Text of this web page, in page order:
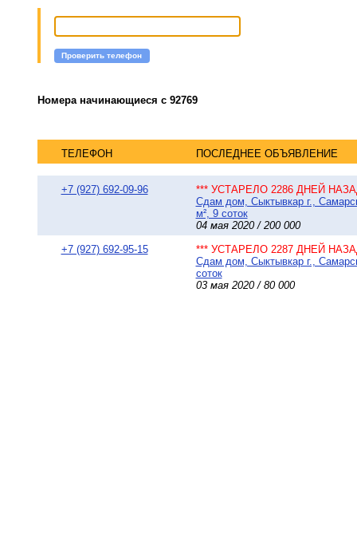
Проверить телефон
Номера начинающиеся с 92769
ТЕЛЕФОН ПОСЛЕДНЕЕ ОБЪЯВЛЕНИЕ
+7 (927) 692-09-96
*** УСТАРЕЛО 2286 ДНЕЙ
Сдам дом, Сыктывкар г.,
м², 9 соток
04 мая 2020 / 200 000
+7 (927) 692-95-15
*** УСТАРЕЛО 2287 ДНЕЙ
Сдам дом, Сыктывкар г.,
соток
03 мая 2020 / 80 000